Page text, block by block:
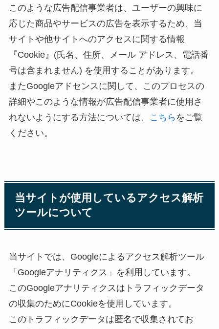
このような広告配信事業者は、ユーザーの興味に
応じた商品やサービスの広告を表示するため、当
サイトや他サイトへのアクセスに関する情報
『Cookie』(氏名、住所、メール アドレス、電話番
号は含まれません) を使用することがあります。
またGoogleアドセンスに関して、このプロセスの
詳細やこのような情報が広告配信事業者に使用さ
れないようにする方法については、
こちら をご覧
ください。
当サイトが使用しているアクセス解析
ツールについて
当サイトでは、Googleによるアクセス解析ツール
「Googleアナリティクス」を利用しています。
このGoogleアナリティクスはトラフィックデータ
の収集のためにCookieを使用しています。
このトラフィックデータは匿名で収集されてお